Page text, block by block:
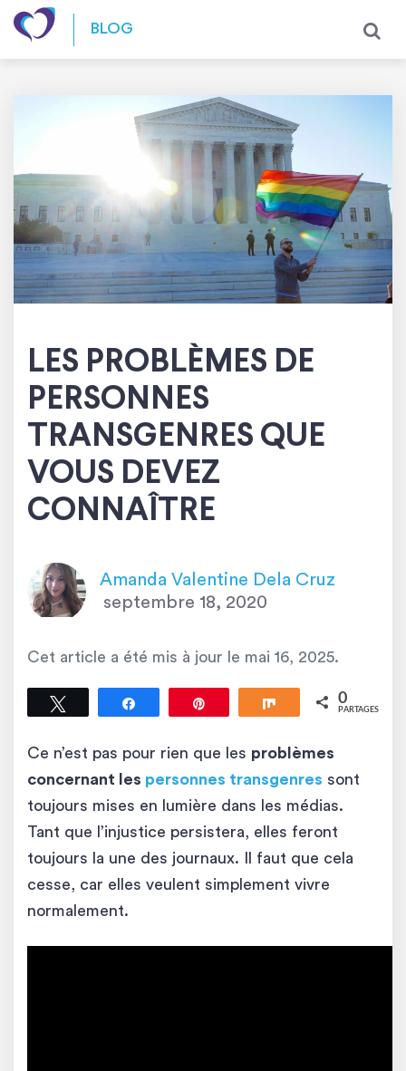
Skip to content
BLOG
LES PROBLÈMES DE
PERSONNES
TRANSGENRES QUE
VOUS DEVEZ
CONNAÎTRE
Amanda Valentine Dela Cruz
septembre 18, 2020
Cet article a été mis à jour le mai 16, 2025.
Partagez Partagez 0
PARTAGES
Ce n’est pas pour rien que les problèmes
concernant les personnes transgenres sont
toujours mises en lumière dans les médias.
Tant que l’injustice persistera, elles feront
toujours la une des journaux. Il faut que cela
cesse, car elles veulent simplement vivre
normalement.